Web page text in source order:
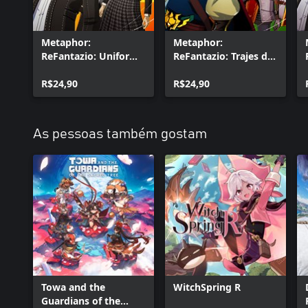
Metaphor:
ReFantazio: Uniforme
(7), conjunto de
música e jingle de
R$24,90
Metaphor:
ReFantazio: Trajes das
Odyssey (7) e
conjunto de música
R$24,90
As pessoas também gostam
Towa and the
Guardians of the
WitchSpring R